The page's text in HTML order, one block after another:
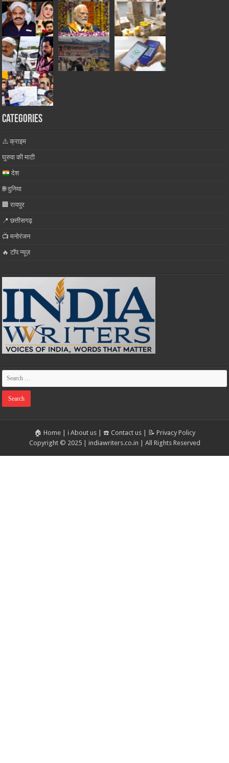
Categories
⚠️ क्राइम
घुरुवा की माटी
देश
🌐 दुनिया
🏢 रायपुर
📍 छत्तीसगढ़
📺 मनोरंजन
🔥 टॉप न्यूज़
🏠 Home| ℹ️ About us| ☎️ Contact us|
📝 Privacy Policy
Copyright © 2025 | indiawriters.co.in | All Rights Reserved